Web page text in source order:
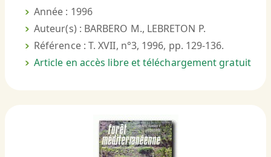
Année : 1996
Auteur(s) : BARBERO M., LEBRETON P.
Référence : T. XVII, n°3, 1996, pp. 129-136.
Article en accès libre et téléchargement gratuit